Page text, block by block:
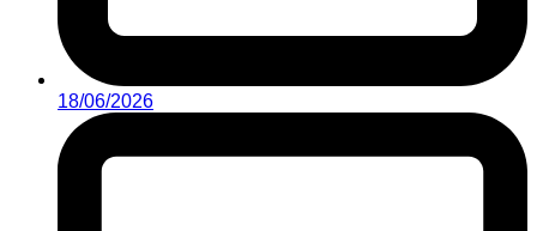
18/06/2026